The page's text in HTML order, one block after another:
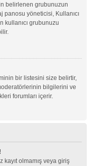
belirlenen grubunuzun
panosu yöneticisi, Kullanıcı
kullanıcı grubunuzu
bir listesini size belirtir,
bilgilerini ve
forumları içerir.
olmamış veya giriş